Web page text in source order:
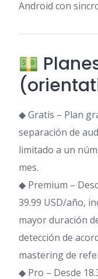
Android con
◆ Gratis – Plan
separación de
limitado a un
mes.
◆ Premium –
39.99 USD/año,
mayor duración
detección de
mastering de
◆ Pro – Desde